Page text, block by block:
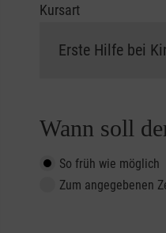
Kursart
Wann soll
So früh wie möglich
Zum angegebenen